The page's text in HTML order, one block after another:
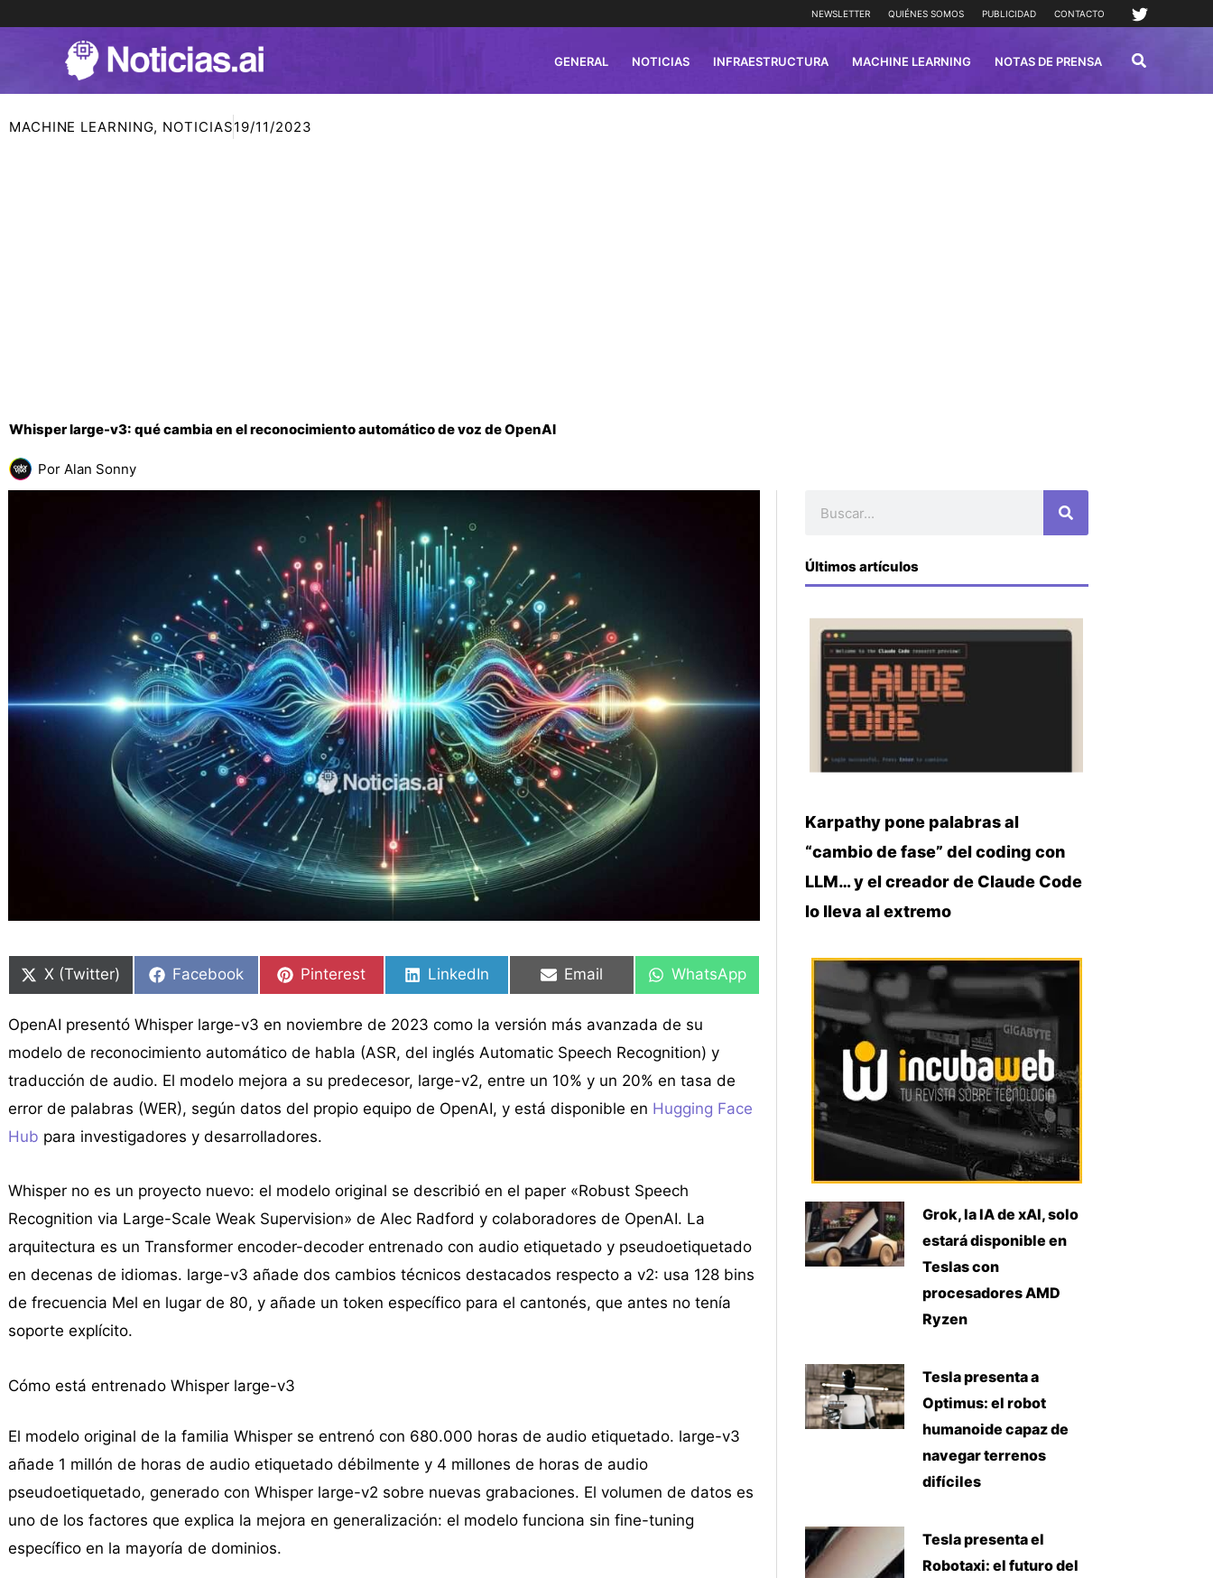
NEWSLETTER QUIÉNES SOMOS PUBLICIDAD CONTACTO
GENERAL NOTICIAS INFRAESTRUCTURA MACHINE LEARNING NOTAS DE PRENSA
MACHINE LEARNING, NOTICIAS19/11/2023
Whisper large-v3: qué cambia en el reconocimiento automático de voz de OpenAI
Por Alan Sonny
en
X (Twitter)
en
Facebook
en
Pinterest
en
LinkedIn
en
Email
en
WhatsApp
OpenAI presentó Whisper large-v3 en noviembre de 2023 como la versión más avanzada de su
modelo de reconocimiento automático de habla (ASR, del inglés Automatic Speech Recognition) y
traducción de audio. El modelo mejora a su predecesor, large-v2, entre un 10% y un 20% en tasa de
error de palabras (WER), según datos del propio equipo de OpenAI, y está disponible en Hugging Face
Hub para investigadores y desarrolladores.
Whisper no es un proyecto nuevo: el modelo original se describió en el paper «Robust Speech
Recognition via Large-Scale Weak Supervision» de Alec Radford y colaboradores de OpenAI. La
arquitectura es un Transformer encoder-decoder entrenado con audio etiquetado y pseudoetiquetado
en decenas de idiomas. large-v3 añade dos cambios técnicos destacados respecto a v2: usa 128 bins
de frecuencia Mel en lugar de 80, y añade un token específico para el cantonés, que antes no tenía
soporte explícito.
Cómo está entrenado Whisper large-v3
El modelo original de la familia Whisper se entrenó con 680.000 horas de audio etiquetado. large-v3
añade 1 millón de horas de audio etiquetado débilmente y 4 millones de horas de audio
pseudoetiquetado, generado con Whisper large-v2 sobre nuevas grabaciones. El volumen de datos es
uno de los factores que explica la mejora en generalización: el modelo funciona sin fine-tuning
específico en la mayoría de dominios.
en
en
en
en
en
en
Últimos artículos
Karpathy pone palabras al
“cambio de fase” del coding con
LLM… y el creador de Claude Code
lo lleva al extremo
Grok, la IA de xAI, solo
estará disponible en
Teslas con
procesadores AMD
Ryzen
Tesla presenta a
Optimus: el robot
humanoide capaz de
navegar terrenos
difíciles
Tesla presenta el
Robotaxi: el futuro del